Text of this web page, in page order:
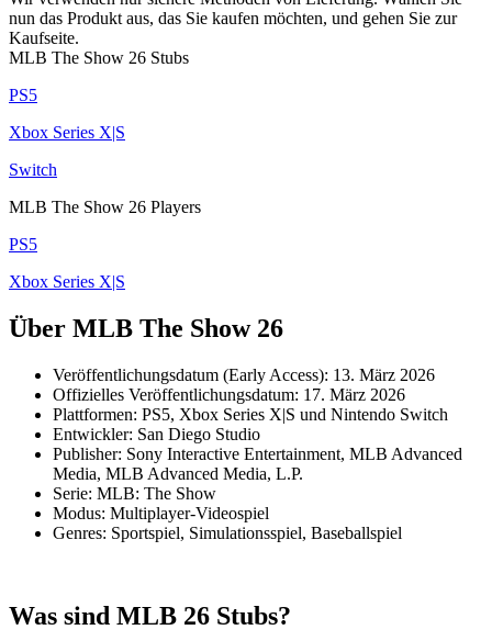
nun das Produkt aus, das Sie kaufen möchten, und gehen Sie zur
Kaufseite.
MLB The Show 26 Stubs
PS5
Xbox Series X|S
Switch
MLB The Show 26 Players
PS5
Xbox Series X|S
Über MLB The Show 26
Veröffentlichungsdatum (Early Access): 13. März 2026
Offizielles Veröffentlichungsdatum: 17. März 2026
Plattformen: PS5, Xbox Series X|S und Nintendo Switch
Entwickler: San Diego Studio
Publisher: Sony Interactive Entertainment, MLB Advanced
Media, MLB Advanced Media, L.P.
Serie: MLB: The Show
Modus: Multiplayer-Videospiel
Genres: Sportspiel, Simulationsspiel, Baseballspiel
Was sind MLB 26 Stubs?